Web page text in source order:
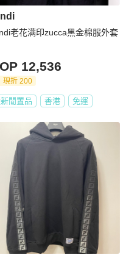
老花满印zucca黑金棉服外套
12,536
現折 200
閒置品 香港 免運